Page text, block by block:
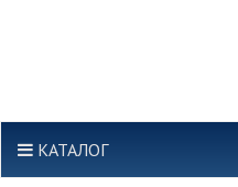
КАТАЛОГ